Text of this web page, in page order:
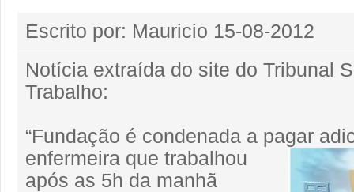
Escrito por: Mauricio 15-08-2012
Notícia extraída do site do Tribunal
Trabalho:
“Fundação é condenada a pagar
enfermeira que trabalhou
após as 5h da manhã